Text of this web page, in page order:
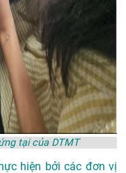
tại của DTMT
hiện bởi các đơn vị